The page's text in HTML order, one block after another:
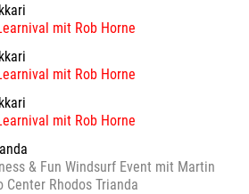
mit Rob Horne
mit Rob Horne
mit Rob Horne
& Fun Windsurf Event mit Martin
Center Rhodos Trianda